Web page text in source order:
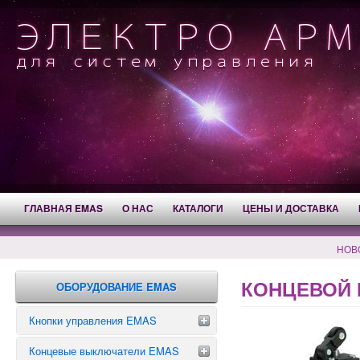
ГЛАВНАЯ EMAS О НАС КАТАЛОГИ ЦЕНЫ И ДОСТАВКА
ОБОРУДОВАНИЕ EMAS
Кнопки управления EMAS
Аварийные кнопки
Концевые выключатели EMAS
КОНЦЕВОЙ